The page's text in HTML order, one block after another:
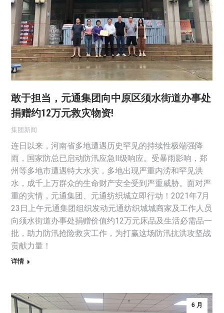
敢于担当，元通集团向中原区须水街道办事处
捐赠约12万元救灾物资!
集团新闻
连日以来，河南省多地遭遇历史罕见的持续性极端强降
雨，国家防总已启动防汛应急Ⅱ级响应。受暴雨影响，郑
州等多地市遭遇特大水灾，多地出现严重内涝和罕见洪
水，成千上万群众的生命财产安全受到严重威胁。面对严
重的灾情，元通集团、元通纺织城立即行动！2021年7月
23日上午元通集团组织发动元通纺织城城商家及工作人员
向须水街道办事处捐赠价值约12万元床品及生活必需品一
批，助力防汛抢险救灾工作，为打赢这场防汛抗洪攻坚战
贡献力量！
详情
6 月